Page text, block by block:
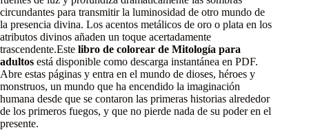
circundantes para transmitir la luminosidad de otro mundo de
la presencia divina. Los acentos metálicos de oro o plata en los
atributos divinos añaden un toque acertadamente
trascendente.Este libro de colorear de Mitología para
adultos está disponible como descarga instantánea en PDF.
Abre estas páginas y entra en el mundo de dioses, héroes y
monstruos, un mundo que ha encendido la imaginación
humana desde que se contaron las primeras historias alrededor
de los primeros fuegos, y que no pierde nada de su poder en el
presente.